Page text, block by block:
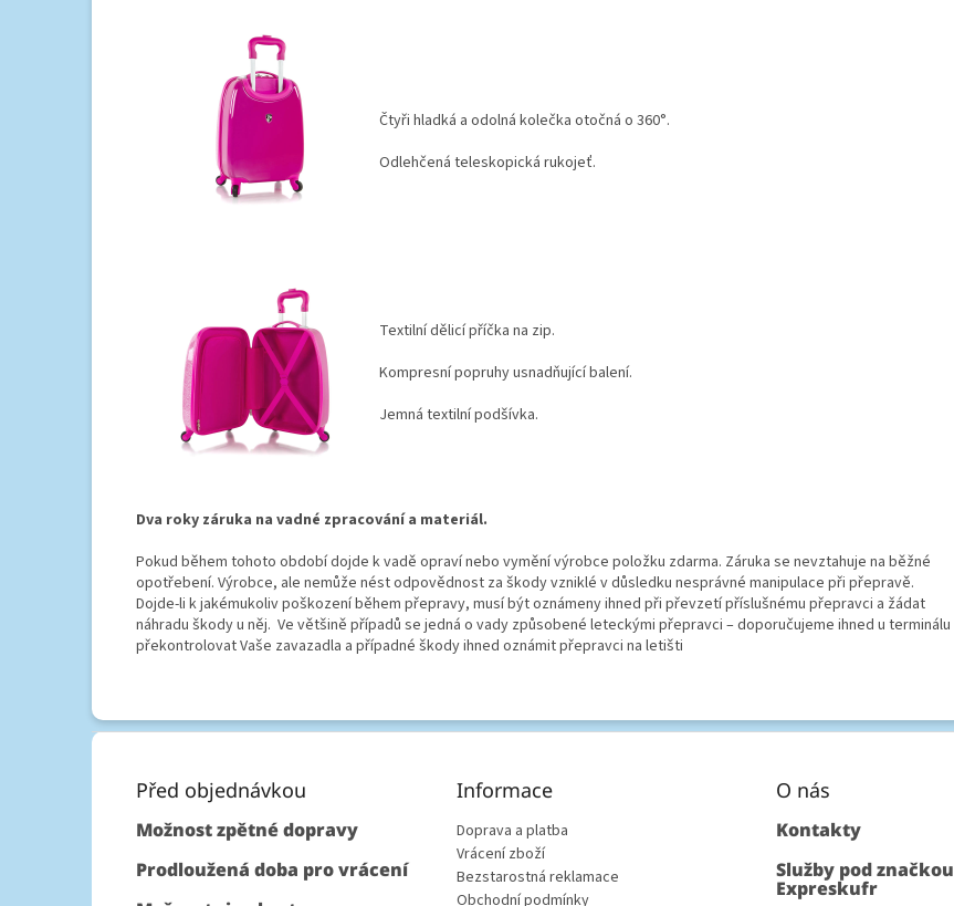
Čtyři hladká a odolná kolečka otočná o 360°.
Odlehčená teleskopická rukojeť.
Textilní dělicí příčka na zip.
Kompresní popruhy usnadňující balení.
Jemná textilní podšívka.
Dva roky záruka na vadné zpracování a materiál.
Pokud během tohoto období dojde k vadě opraví nebo vymění výrobce položku zdarma. Záruka se nevztahuje na běžné
opotřebení. Výrobce, ale nemůže nést odpovědnost za škody vzniklé v důsledku nesprávné manipulace při přepravě.
Dojde-li k jakémukoliv poškození během přepravy, musí být oznámeny ihned při převzetí příslušnému přepravci a žádat
náhradu škody u něj. Ve většině případů se jedná o vady způsobené leteckými přepravci – doporučujeme ihned u terminálu
překontrolovat Vaše zavazadla a případné škody ihned oznámit přepravci na letišti
Před objednávkou
Možnost zpětné dopravy
Prodloužená doba pro vrácení
Informace
Doprava a platba
Vrácení zboží
Bezstarostná reklamace
Obchodní podmínky
O nás
Kontakty
Služby pod značkou
Expreskufr